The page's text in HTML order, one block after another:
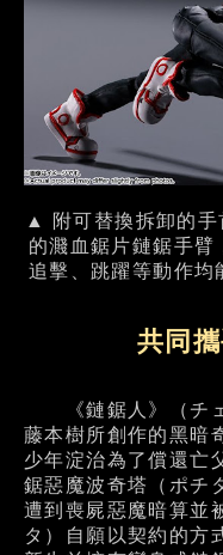
▲ 附可替換拆卸的手
的濺血鋸片鏈鋸手臂
追擊、跳躍等動作
共同
《鏈鋸人》（チェ
藤本樹所創作的黑暗
少年淀治為了償還亡
鋸惡魔波奇塔（ポチ
遭到喪屍惡魔暗算並
タ）自願以契約的方